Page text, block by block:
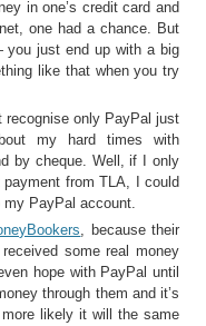
in one’s credit card and
one had a chance. But
you just end up with a big
like that when you try
only PayPal just
my hard times with
by cheque. Well, if I only
from TLA, I could
PayPal account.
, because their
some real money
hope with PayPal until
through them and it’s
likely it will the same